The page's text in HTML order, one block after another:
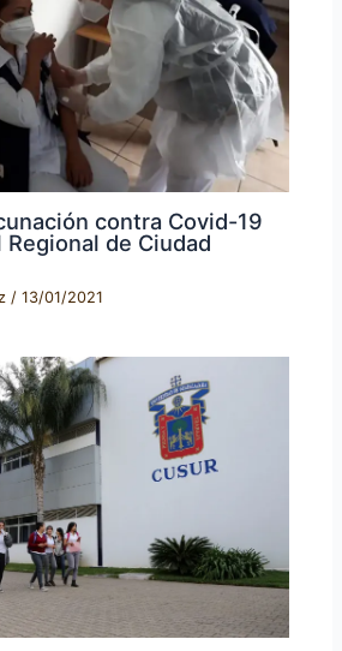
contra Covid-19
de Ciudad
/13/01/2021